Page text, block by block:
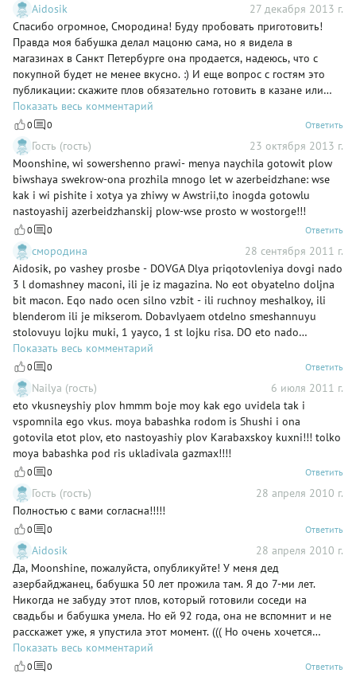
Aidosik
27 декабря 2013 г.
Спасибо огромное, Смородина! Буду пробовать приготовить!
Правда моя бабушка делал мацоню сама, но я видела в
магазинах в Санкт Петербурге она продается, надеюсь, что с
покупной будет не менее вкусно. :) И еще вопрос с гостям это
публикации: скажите плов обязательно готовить в казане или
можно обойтись новомодной кастрюлей, не претолстенной, но
достаточно толстой с покрытием какое сейчас принято.
Показать весь комментарий
0 0 Ответить
Гость (гость)
23 октября 2013 г.
Moonshine, wi sowershenno prawi- menya naychila gotowit plow
biwshaya swekrow-ona prozhila mnogo let w azerbeidzhane: wse
kak i wi pishite i xotya ya zhiwy w Awstrii,to inogda gotowlu
nastoyashij azerbeidzhanskij plow-wse prosto w wostorge!!!
0 0 Ответить
смородина
28 сентября 2011 г.
Aidosik, po vashey prosbe - DOVGA Dlya priqotovleniya dovgi nado
3 l domashney maconi, ili je iz magazina. No eot obyatelno doljna
bit macon. Eqo nado ocen silno vzbit - ili ruchnoy meshalkoy, ili
blenderom ili je mikserom. Dobavlyaem otdelno smeshannuyu
stolovuyu lojku muki, 1 yayco, 1 st lojku risa. DO eto nado
pocishtit i melko shinkovat zelen: po odnomu malenkomu puchku-
kinzi, ukropa, luka poreya (molno zamenit zelenim lukom - zelenoy
casti), myati(mojno i suxim myatoy zamenit), 5-6 listikov shpinata.
Zelen promit i ostavit na durshlaq. Smes kotoruyu vzbili blendorom
iz maconi polojit na bolushuyu oqon i NE PERESTAVAYA MESHAT
DEREVYANNOY LOJKOY dovesti do melkovo kipecheniya. Kak tolko
uvidete chto molochnaya smes xocet kipet NE PERESTAVAYA
MESHAT dobvlyate nashinkovonnuyu zelen. 2-3 minuti kipecheniya
xvatit. Ubavte ogon, dobavte sol.
Показать весь комментарий
0 0 Ответить
Nailya (гость)
6 июля 2011 г.
eto vkusneyshiy plov hmmm boje moy kak ego uvidela tak i
vspomnila ego vkus. moya babashka rodom is Shushi i ona
gotovila etot plov, eto nastoyashiy plov Karabaxskoy kuxni!!! tolko
moya babashka pod ris ukladivala gazmax!!!!
0 0 Ответить
Гость (гость)
28 апреля 2010 г.
Полностью с вами согласна!!!!!
0 0 Ответить
Aidosik
28 апреля 2010 г.
Да, Moonshine, пожалуйста, опубликуйте! У меня дед
азербайджанец, бабушка 50 лет прожила там. Я до 7-ми лет.
Никогда не забуду этот плов, который готовили соседи на
свадьбы и бабушка умела. Но ей 92 года, она не вспомнит и не
расскажет уже, я упустила этот момент. ((( Но очень хочется
услышать все подробно от коренной азербайджанки. Все эти
каштанчики,изюм, сухофрукты к плову...мммммм... И про Довгу!))
Показать весь комментарий
0 0 Ответить